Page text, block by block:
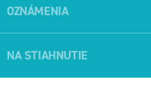
OZNÁMENIA
NA STIAHNUTIE